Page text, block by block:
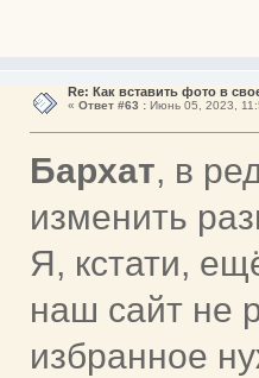
Re: Как вставить фото в
« Ответ #63 :Июнь 05, 2023,
Бархат, в
изменить
Я, кстати,
наш сайт не
избранное